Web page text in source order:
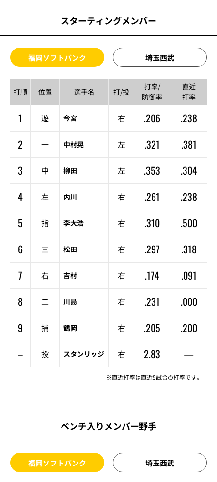
スターティングメンバー
福岡ソフトバンク 埼玉西武
打順 位置 選手名 打/投
打率/
防御率
直近
打率
1 遊 今宮 右 .206
.238
2
一 中村晃 左 .321
.381
3
中 柳田 左 .353
.304
4
左 内川 右 .261
.238
5
指 李大浩 右 .310
.500
6
三 松田 右 .297
.318
7
右 吉村 右 .174
.091
8
二 川島 右 .231
.000
9
捕 鶴岡 右 .205
.200
–
投 スタンリッジ 右 2.83 —
※直近打率は直近5試合の打率です。
ベンチ入りメンバー野手
福岡ソフトバンク 埼玉西武